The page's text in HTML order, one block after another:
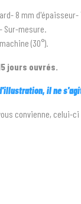
8 mm
Sur-mesure.
(30°).
jours ouvrés.
il ne
convienne, celui-